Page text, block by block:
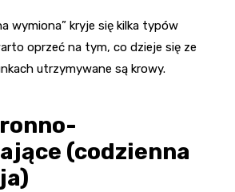
wymiona” kryje się kilka typów
oprzeć na tym, co dzieje się ze
utrzymywane są krowy.
(codzienna